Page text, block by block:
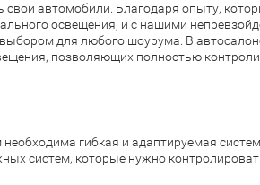
свои автомобили. Благодаря опыту,
освещения, и с нашими
для любого шоурума. В
позволяющих полностью
гибкая и адаптируемая
систем, которые нужно